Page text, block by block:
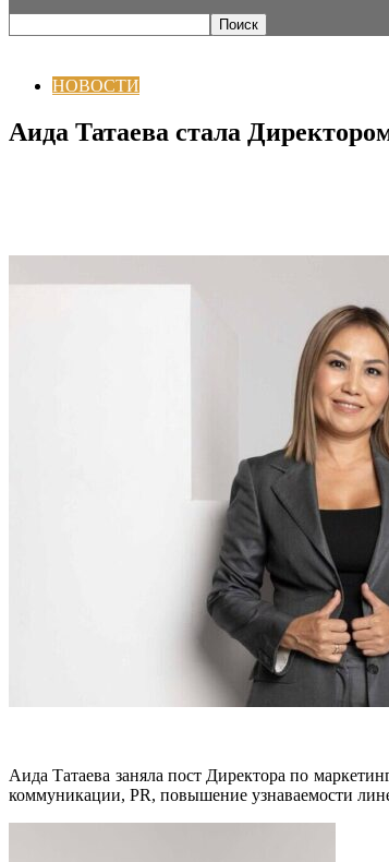
НОВОСТИ
Аида Татаева стала
Аида Татаева заняла пост Директора по
коммуникации, PR, повышение узнаваемости